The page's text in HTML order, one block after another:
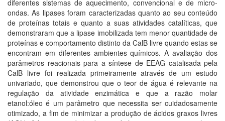
diferentes sistemas de aquecimento, convencional e de micro-
ondas. As lipases foram caracterizadas quanto ao seu conteúdo
de proteínas totais e quanto a suas atividades catalíticas, que
demonstraram que a lipase imobilizada tem menor quantidade de
proteínas e comportamento distinto da CalB livre quando estas se
encontram em diferentes ambientes químicos. A avaliação dos
parâmetros reacionais para a síntese de EEAG catalisada pela
CalB livre foi realizada primeiramente através de um estudo
univariado, que demonstrou que o teor de água é relevante na
regulação da atividade enzimática e que a razão molar
etanol:óleo é um parâmetro que necessita ser cuidadosamente
otimizado, a fim de minimizar a produção de ácidos graxos livres